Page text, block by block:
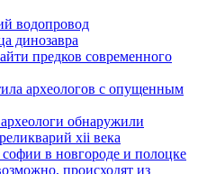
водопровод
динозавра
предков современного
археологов с опущенным
обнаружили
xii века
в новгороде и полоцке
происходят из